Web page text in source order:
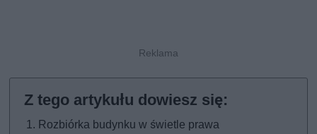
Rozbiórka budynku w świetle prawa